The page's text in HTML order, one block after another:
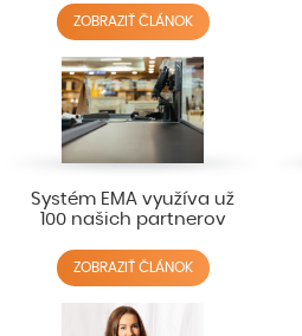
ZOBRAZIŤ ČLÁNOK
Systém EMA využíva už
100 našich partnerov
ZOBRAZIŤ ČLÁNOK